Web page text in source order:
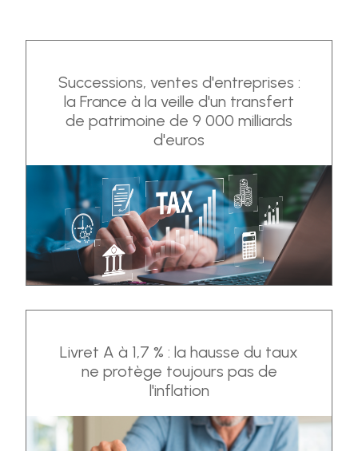
Successions, ventes d'entreprises :
la France à la veille d'un transfert
de patrimoine de 9 000 milliards
d'euros
Livret A à 1,7 % : la hausse du taux
ne protège toujours pas de
l'inflation